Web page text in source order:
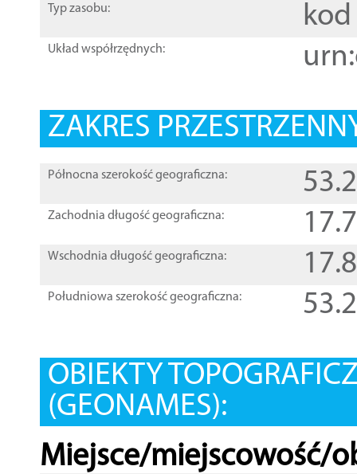
Typ zasobu: kod
Układ współrzędnych:
ZAKRES
Północna szerokość geograficzna:
Zachodnia długość geograficzna:
Wschodnia długość geograficzna:
Południowa szerokość geograficzna:
OBIEKTY
(GEONAMES):
Miejsce/miejscowość/